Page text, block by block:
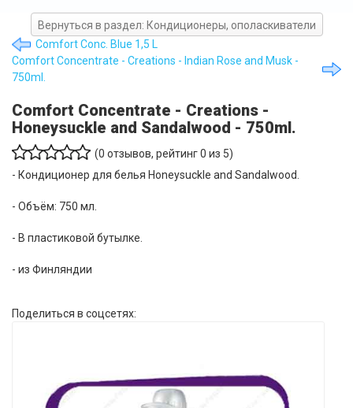
Вернуться в раздел: Кондиционеры, ополаскиватели
Comfort Conc. Blue 1,5 L
Comfort Concentrate - Creations - Indian Rose and Musk -
750ml.
Comfort Concentrate - Creations -
Honeysuckle and Sandalwood - 750ml.
(0 отзывов, рейтинг0 из 5)
- Кондиционер для белья Honeysuckle and Sandalwood.
- Объём: 750 мл.
- В пластиковой бутылке.
- из Финляндии
Поделиться в соцсетях: